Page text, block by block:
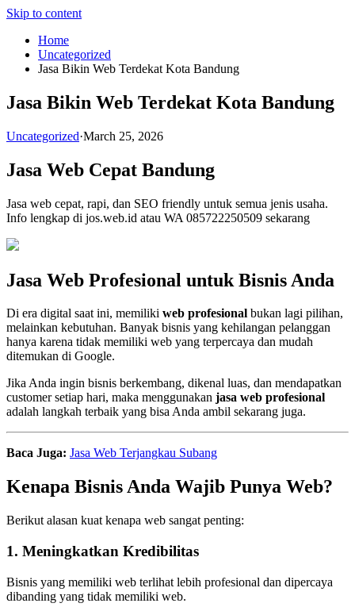
Skip to content
Home
Uncategorized
Jasa Bikin Web Terdekat Kota Bandung
Jasa Bikin Web Terdekat Kota Bandung
Uncategorized·March 25, 2026
Jasa Web Cepat Bandung
Jasa web cepat, rapi, dan SEO friendly untuk semua jenis usaha.
Info lengkap di jos.web.id atau WA 085722250509 sekarang
Jasa Web Profesional untuk Bisnis Anda
Di era digital saat ini, memiliki web profesional bukan lagi pilihan,
melainkan kebutuhan. Banyak bisnis yang kehilangan pelanggan
hanya karena tidak memiliki web yang terpercaya dan mudah
ditemukan di Google.
Jika Anda ingin bisnis berkembang, dikenal luas, dan mendapatkan
customer setiap hari, maka menggunakan jasa web profesional
adalah langkah terbaik yang bisa Anda ambil sekarang juga.
Baca Juga: Jasa Web Terjangkau Subang
Kenapa Bisnis Anda Wajib Punya Web?
Berikut alasan kuat kenapa web sangat penting:
1. Meningkatkan Kredibilitas
Bisnis yang memiliki web terlihat lebih profesional dan dipercaya
dibanding yang tidak memiliki web.